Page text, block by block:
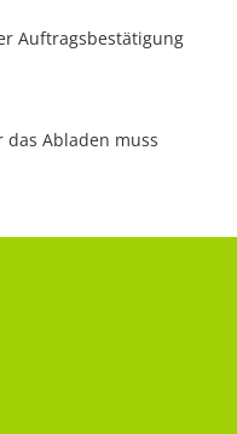
Auftragsbestätigung
Abladen muss